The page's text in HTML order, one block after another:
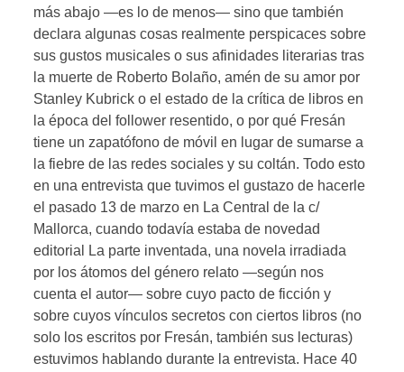
más abajo —es lo de menos— sino que también
declara algunas cosas realmente perspicaces sobre
sus gustos musicales o sus afinidades literarias tras
la muerte de Roberto Bolaño, amén de su amor por
Stanley Kubrick o el estado de la crítica de libros en
la época del follower resentido, o por qué Fresán
tiene un zapatófono de móvil en lugar de sumarse a
la fiebre de las redes sociales y su coltán. Todo esto
en una entrevista que tuvimos el gustazo de hacerle
el pasado 13 de marzo en La Central de la c/
Mallorca, cuando todavía estaba de novedad
editorial La parte inventada, una novela irradiada
por los átomos del género relato —según nos
cuenta el autor— sobre cuyo pacto de ficción y
sobre cuyos vínculos secretos con ciertos libros (no
solo los escritos por Fresán, también sus lecturas)
estuvimos hablando durante la entrevista. Hace 40